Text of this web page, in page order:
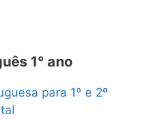
1° ano
para 1º e 2º